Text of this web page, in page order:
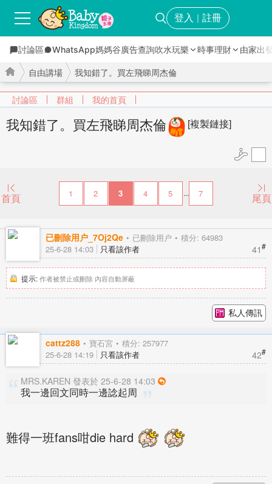
登入 ｜ 註冊
討論區 WhatsApp媽媽谷廣告查詢吹水玩樂 時事理財 由家出
討論區 群組 我的首頁
自由講場 我知錯了。買左飛睇周杰倫
我知錯了。買左飛睇周杰倫 [複製鏈接]
首頁 1 2 3 4 5 ... 7 尾頁
已刪除用户_7Oj2Qe 已刪除用户 積分: 64983
41#
25-6-28 14:03 只看該作者
提示: 作者被禁止或刪除 內容自動屏蔽
私人傳訊
cattz288 寶石宮 積分: 257977
42#
25-6-28 14:19 只看該作者
MRS.KAREN 發表於 25-6-28 14:03
我一邊回文同時一邊諗起周
難得一班fans咁die hard